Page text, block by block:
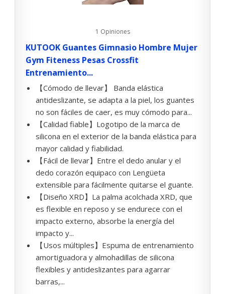
1 Opiniones
KUTOOK Guantes Gimnasio Hombre Mujer
Gym Fiteness Pesas Crossfit
Entrenamiento...
【Cómodo de llevar】 Banda elástica
antideslizante, se adapta a la piel, los guantes
no son fáciles de caer, es muy cómodo para...
【Calidad fiable】Logotipo de la marca de
silicona en el exterior de la banda elástica para
mayor calidad y fiabilidad.
【Fácil de llevar】Entre el dedo anular y el
dedo corazón equipaco con Lengüeta
extensible para fácilmente quitarse el guante.
【Diseño XRD】La palma acolchada XRD, que
es flexible en reposo y se endurece con el
impacto externo, absorbe la energía del
impacto y...
【Usos múltiples】Espuma de entrenamiento
amortiguadora y almohadillas de silicona
flexibles y antideslizantes para agarrar
barras,...